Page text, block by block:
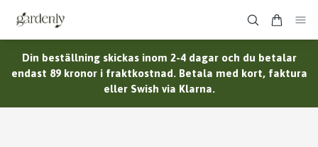
Din beställning skickas inom 2-4 dagar och du betalar
endast 89 kronor i fraktkostnad. Betala med kort, faktura
eller Swish via Klarna.